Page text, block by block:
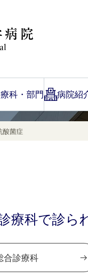
科・部門 病院紹
酸菌症
療科で診ら
合診療科